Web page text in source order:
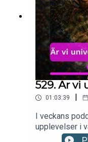
529. Är vi
01:03:39 |
I veckans
upplevelser i
födelsedag